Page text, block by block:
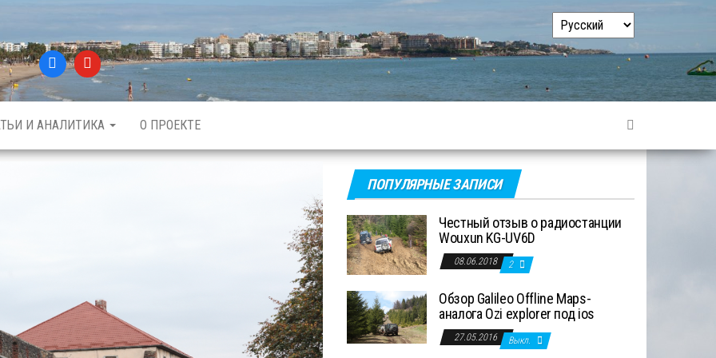
Выбрать
язык
И АНАЛИТИКА О ПРОЕКТЕ
ПОПУЛЯРНЫЕ ЗАПИСИ
Честный отзыв о радиостанции
Wouxun KG-UV6D
08.06.2018 2
Обзор Galileo Offline Maps-
аналога Ozi explorer под ios
27.05.2016 Выкл.